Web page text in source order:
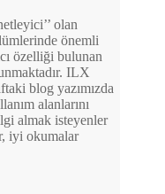
olan
önemli
özelliği bulunan
ILX
blog yazımızda
alanlarını
almak isteyenler
iyi okumalar